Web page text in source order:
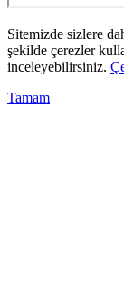
Sitemizde sizlere
şekilde çerezler
inceleyebilirsiniz.
Tamam